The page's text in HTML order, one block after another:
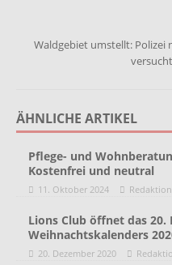
Waldgebiet umstellt: Polizei
ÄHNLICHE ARTIKEL
Pflege- und
Kostenfrei und neutral
11. Oktober 2024 Redaktion
Lions Club öffnet das 20.
Weihnachtskalenders
20. Dezember 2020